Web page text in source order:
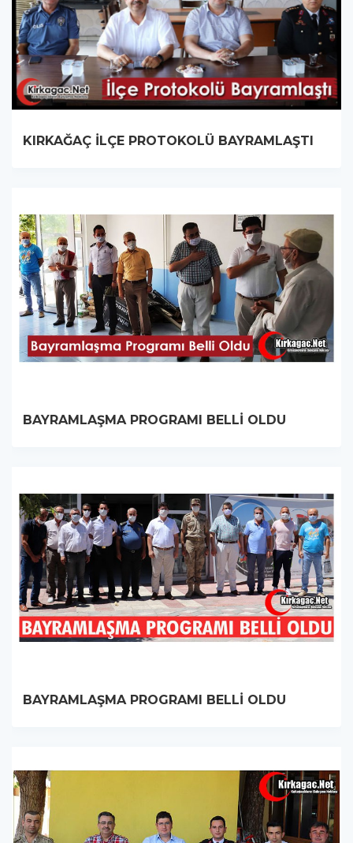
KIRKAĞAÇ İLÇE PROTOKOLÜ BAYRAMLAŞTI
BAYRAMLAŞMA PROGRAMI BELLİ OLDU
BAYRAMLAŞMA PROGRAMI BELLİ OLDU